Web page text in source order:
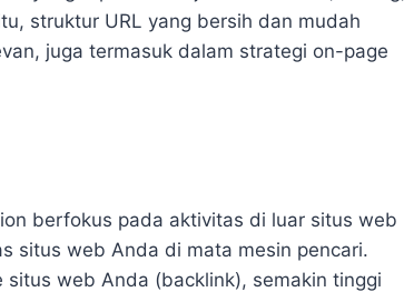
struktur URL yang bersih dan mudah
juga termasuk dalam strategi on-page
berfokus pada aktivitas di luar situs web
situs web Anda di mata mesin pencari.
web Anda (backlink), semakin tinggi